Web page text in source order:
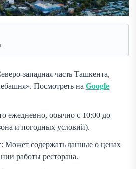
западная часть Ташкента,
Посмотреть на Google
ежедневно, обычно с 10:00 до
и погодных условий).
: Может содержать данные о ценах
работы ресторана.